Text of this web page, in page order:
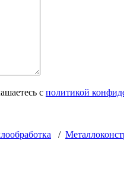
с политикой
/